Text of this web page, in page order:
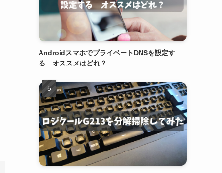
AndroidスマホでプライベートDNSを設定す
る オススメはどれ？